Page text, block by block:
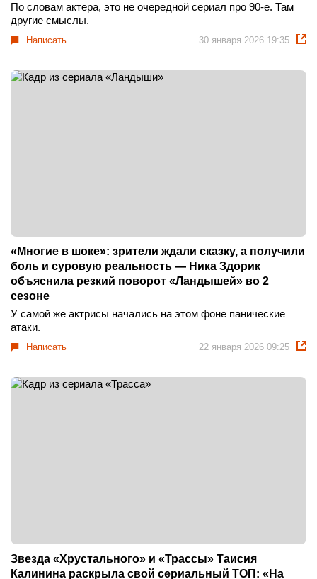
По словам актера, это не очередной сериал про 90-е. Там
другие смыслы.
Написать 30 января 2026 19:35
«Многие в шоке»: зрители ждали сказку, а получили
боль и суровую реальность — Ника Здорик
объяснила резкий поворот «Ландышей» во 2
сезоне
У самой же актрисы начались на этом фоне панические
атаки.
Написать 22 января 2026 09:25
Звезда «Хрустального» и «Трассы» Таисия
Калинина раскрыла свой сериальный ТОП: «На